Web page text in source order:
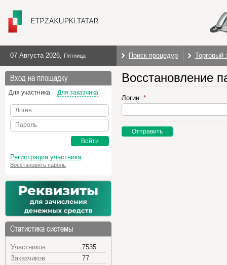
07 Августа 2026, Пятница Поиск процедур Торговый
Вход на площадку
Для участника Для заказчика
Логин
Пароль
Войти
Регистрация участника
Восстановить пароль
Статистика системы
Участников
7535
Заказчиков
77
Восстановление
Логин
Отправить